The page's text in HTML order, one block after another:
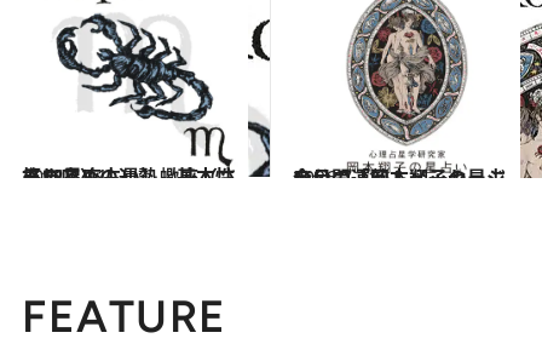
2021.12.1
【12星座占い】蠍座（さそり座）の運勢、基本性格まとめ
占い 2026.7.31
今月の運勢＆メッセージを公開「岡本翔子の星占い」
占い
FEATURE